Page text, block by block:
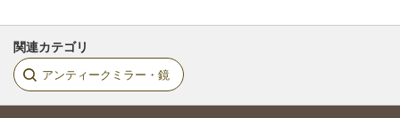
関連カテゴリ
アンティークミラー・鏡